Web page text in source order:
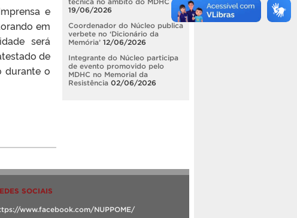
e
em
será
de
durante o
19/06/2026
Coordenador do Núcleo publica
verbete no ‘Dicionário da
Memória’ 12/06/2026
Integrante do Núcleo participa
de evento promovido pelo
MDHC no Memorial da
Resistência 02/06/2026
SOCIAIS
www.facebook.com/NUPPOME/